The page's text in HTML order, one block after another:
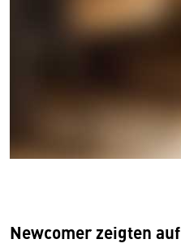
Newcomer zeigten auf